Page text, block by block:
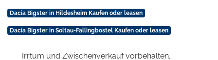
Dacia Bigster in Hildesheim Kaufen oder leasen
Dacia Bigster in Soltau-Fallingbostel Kaufen oder leasen
Irrtum und Zwischenverkauf vorbehalten.